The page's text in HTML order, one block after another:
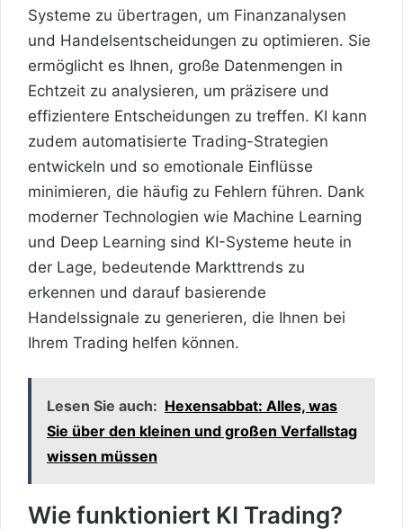
Systeme zu übertragen, um Finanzanalysen
und Handelsentscheidungen zu optimieren. Sie
ermöglicht es Ihnen, große Datenmengen in
Echtzeit zu analysieren, um präzisere und
effizientere Entscheidungen zu treffen. KI kann
zudem automatisierte Trading-Strategien
entwickeln und so emotionale Einflüsse
minimieren, die häufig zu Fehlern führen. Dank
moderner Technologien wie Machine Learning
und Deep Learning sind KI-Systeme heute in
der Lage, bedeutende Markttrends zu
erkennen und darauf basierende
Handelssignale zu generieren, die Ihnen bei
Ihrem Trading helfen können.
Lesen Sie auch: Hexensabbat: Alles, was
Sie über den kleinen und großen Verfallstag
wissen müssen
Wie funktioniert KI Trading?